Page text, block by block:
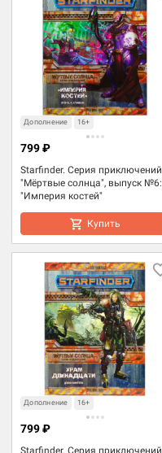
Дополнение 16+
Starfinder. Серия приключений
"Мёртвые солнца", выпуск №6:
"Империя костей"
799 ₽
Купить
Дополнение 16+
Starfinder. Серия приключений
799 ₽